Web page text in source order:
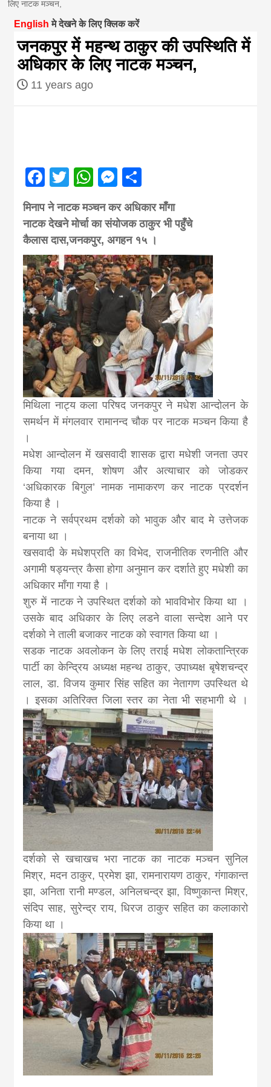
magazine of
Nepal brings
news in hindi
news,
khabar
लिए नाटक मञ्चन,
English मे देखने के लिए क्लिक करें
जनकपुर में महन्थ ठाकुर की उपस्थिति में
अधिकार के लिए नाटक मञ्चन,
11 years ago
Facebook
Twitter
WhatsApp
Messenger
मिनाप ने नाटक मञ्चन कर अधिकार माँगा
नाटक देखने मोर्चा का संयोजक ठाकुर भी पहुँचे
कैलास दास,जनकपुर, अगहन १५ ।
मिथिला नाट्य कला परिषद जनकपुर ने मधेश आन्दोलन के
समर्थन में मंगलवार रामानन्द चौक पर नाटक मञ्चन किया है
।
मधेश आन्दोलन में खसवादी शासक द्वारा मधेशी जनता उपर
किया गया दमन, शोषण और अत्याचार को जोडकर
‘अधिकारक बिगुल’ नामक नामाकरण कर नाटक प्रदर्शन
किया है ।
नाटक ने सर्वप्रथम दर्शको को भावुक और बाद मे उत्तेजक
बनाया था ।
खसवादी के मधेशप्रति का विभेद, राजनीतिक रणनीति और
अगामी षड्यन्त्र कैसा होगा अनुमान कर दर्शाते हुए मधेशी का
अधिकार माँगा गया है ।
शुरु में नाटक ने उपस्थित दर्शको को भावविभोर किया था ।
उसके बाद अधिकार के लिए लडने वाला सन्देश आने पर
दर्शको ने ताली बजाकर नाटक को स्वागत किया था ।
सडक नाटक अवलोकन के लिए तराई मधेश लोकतान्त्रिक
पार्टी का केन्द्रिय अध्यक्ष महन्थ ठाकुर, उपाध्यक्ष बृषेशचन्द्र
लाल, डा. विजय कुमार सिंह सहित का नेतागण उपस्थित थे
। इसका अतिरिक्त जिला स्तर का नेता भी सहभागी थे ।
दर्शको से खचाखच भरा नाटक का नाटक मञ्चन सुनिल
मिश्र, मदन ठाकुर, प्रमेश झा, रामनारायण ठाकुर, गंगाकान्त
झा, अनिता रानी मण्डल, अनिलचन्द्र झा, विष्णुकान्त मिश्र,
संदिप साह, सुरेन्द्र राय, धिरज ठाकुर सहित का कलाकारो
किया था ।